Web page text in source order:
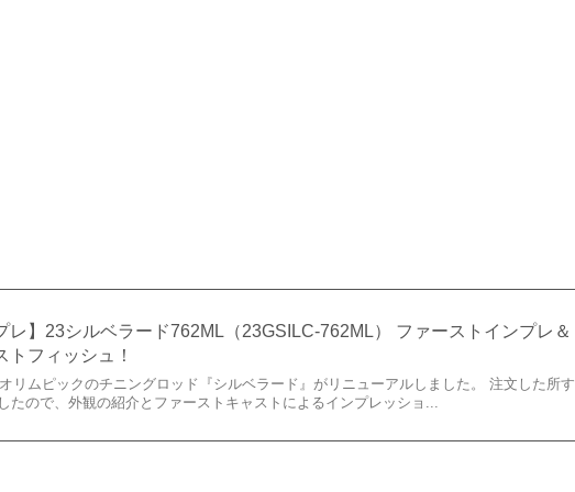
レ】23シルベラード762ML（23GSILC-762ML） ファーストインプレ＆
トフィッシュ！
リムピックのチニングロッド『シルベラード』がリニューアルしました。 注文した所す
たので、外観の紹介とファーストキャストによるインプレッショ...